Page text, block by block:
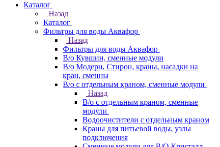
Каталог
Назад
Каталог
Фильтры для воды Аквафор
Назад
Фильтры для воды Аквафор
В/о Кувшин, сменные модули
В/о Модерн, Стирон, краны, насадки на
кран, сменны
В/о с отдельным краном, сменные модули
Назад
В/о с отдельным краном, сменные
модули
Водоочистители с отдельным краном
Краны для питьевой воды, узлы
подключения